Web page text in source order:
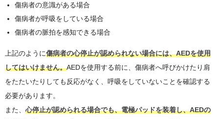
傷病者の意識がある場合
傷病者が呼吸をしている場合
傷病者の脈拍を感知できる場合
上記のように傷病者の心停止が認められない場合には、AEDを使用
してはいけません。AEDを使用する前に、傷病者へ呼びかけたり肩
をたたいたりしても反応がなく、呼吸をしていないことを確認する
必要があります。
また、 心停止が認められる場合でも、電極パッドを装着し、AEDの